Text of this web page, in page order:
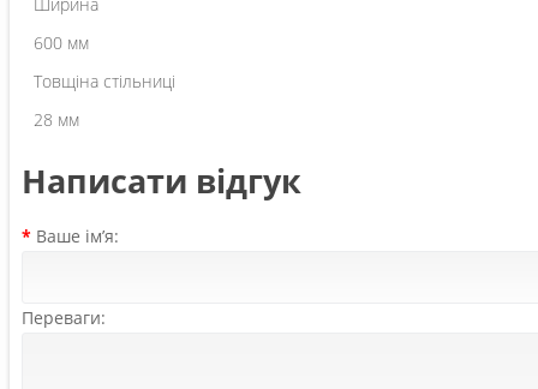
600 мм
Товщіна стільниці
28 мм
Написати відгук
Ваше ім’я:
Переваги: